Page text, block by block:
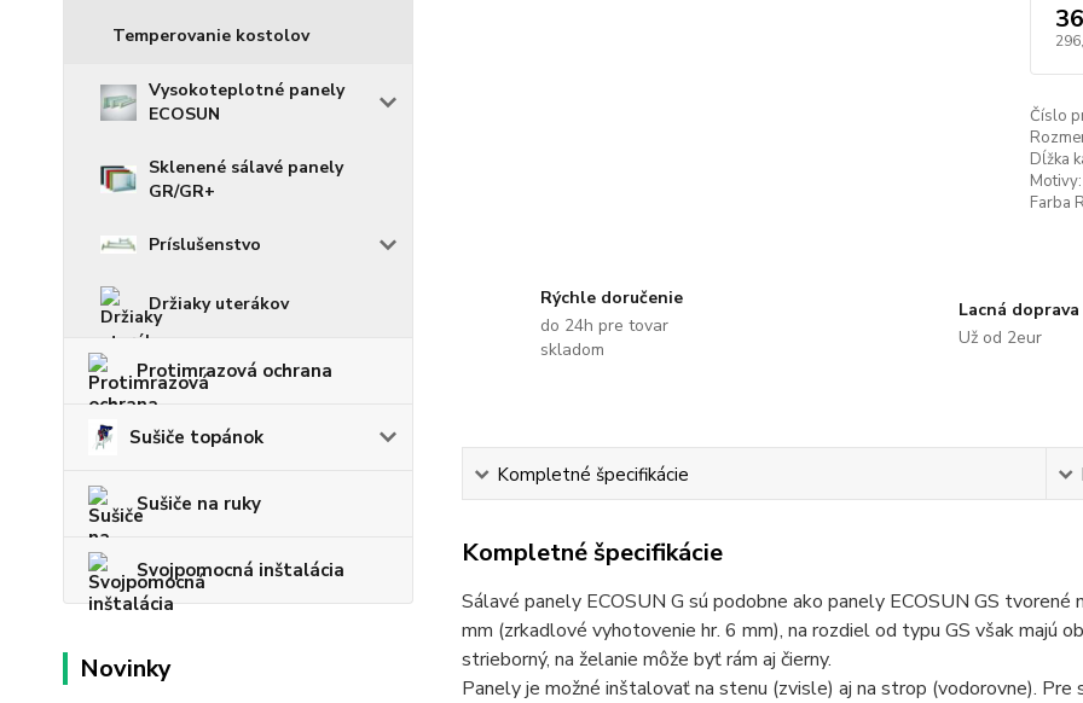
Temperovanie kostolov
Vysokoteplotné panely
ECOSUN
Sklenené sálavé panely
GR/GR+
Príslušenstvo
Držiaky uterákov
Protimrazová ochrana
Sušiče topánok
Sušiče na ruky
Svojpomocná inštalácia
Novinky
Číslo
Dĺžka
Motivy:
Farba
Rýchle doručenie
do 24h pre tovar
skladom
Lacná doprava
Už od 2eur
Kompletné špecifikácie
Kompletné špecifikácie
Sálavé panely ECOSUN G sú podobne ako panely ECOSUN GS
mm (zrkadlové vyhotovenie hr. 6 mm), na rozdiel od typu GS však majú
strieborný, na želanie môže byť rám aj čierny.
Panely je možné inštalovať na stenu (zvisle) aj na strop (vodorovne).